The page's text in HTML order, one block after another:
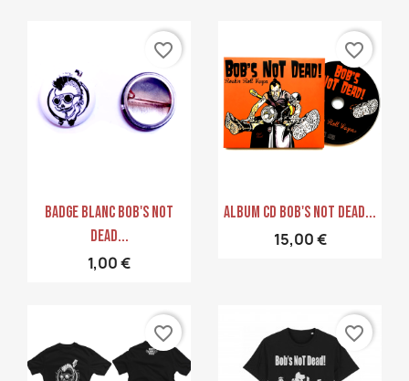
Aperçu rapide
Badge Blanc Bob's Not
Dead...
1,00 €
favorite_border
 Aperçu rapide
Album CD Bob's Not Dead...
15,00 €
favorite_border
favorite_border favorite_border